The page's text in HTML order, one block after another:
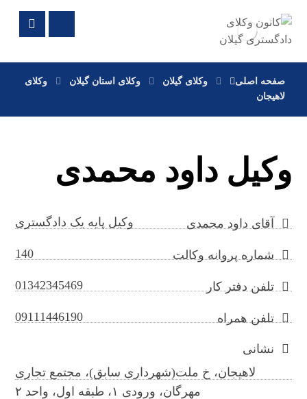
صفحه اصلی وکلای گیلان وکلای استان گیلان
وکلای
لاهیجان
وکیل داود محمدی
آقای داود محمدی وکیل پایه یک دادگستری
شماره پروانه وکالت 140
تلفن دفتر کار 01342345469
تلفن همراه 09111446190
نشانی
لاهیجان، خ ملت(شهرداری سابق)، مجتمع تجاری
مهرگان، ورودی ۱، طبقه اول، واحد ۲